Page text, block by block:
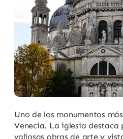
Uno de los monumentos
Venecia. La iglesia destaca
valiosas obras de arte y